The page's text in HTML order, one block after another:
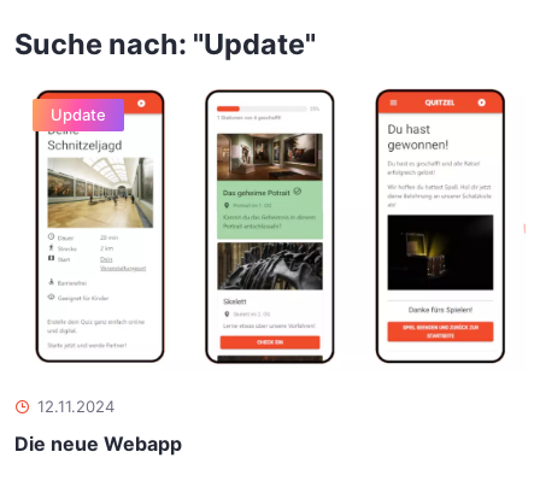
Suche nach: "Update"
Update
12.11.2024
Die neue Webapp